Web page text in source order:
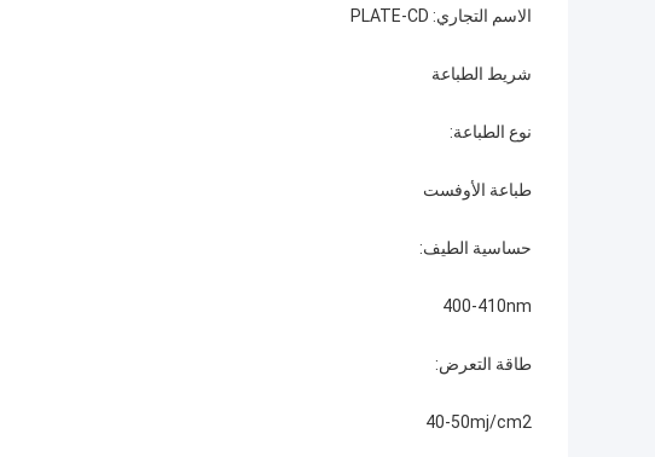
الاسم التجاري: PLATE-CD
شريط الطباعة
نوع الطباعة:
طباعة الأوفست
حساسية الطيف:
400-410nm
طاقة التعرض:
40-50mj/cm2